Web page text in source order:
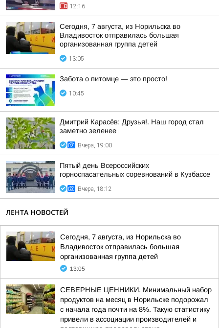
12:16
Сегодня, 7 августа, из Норильска во
Владивосток отправилась большая
организованная группа детей
13:05
Забота о питомце — это просто!
10:45
Дмитрий Карасёв: Друзья!. Наш город стал
заметно зеленее
Вчера, 19:00
Пятый день Всероссийских
горноспасательных соревнований в Кузбассе
Вчера, 18:12
ЛЕНТА НОВОСТЕЙ
Сегодня, 7 августа, из Норильска во
Владивосток отправилась большая
организованная группа детей
13:05
СЕВЕРНЫЕ ЦЕННИКИ. Минимальный набор
продуктов на месяц в Норильске подорожал
с начала года почти на 8%. Такую статистику
привели в ассоциации производителей и